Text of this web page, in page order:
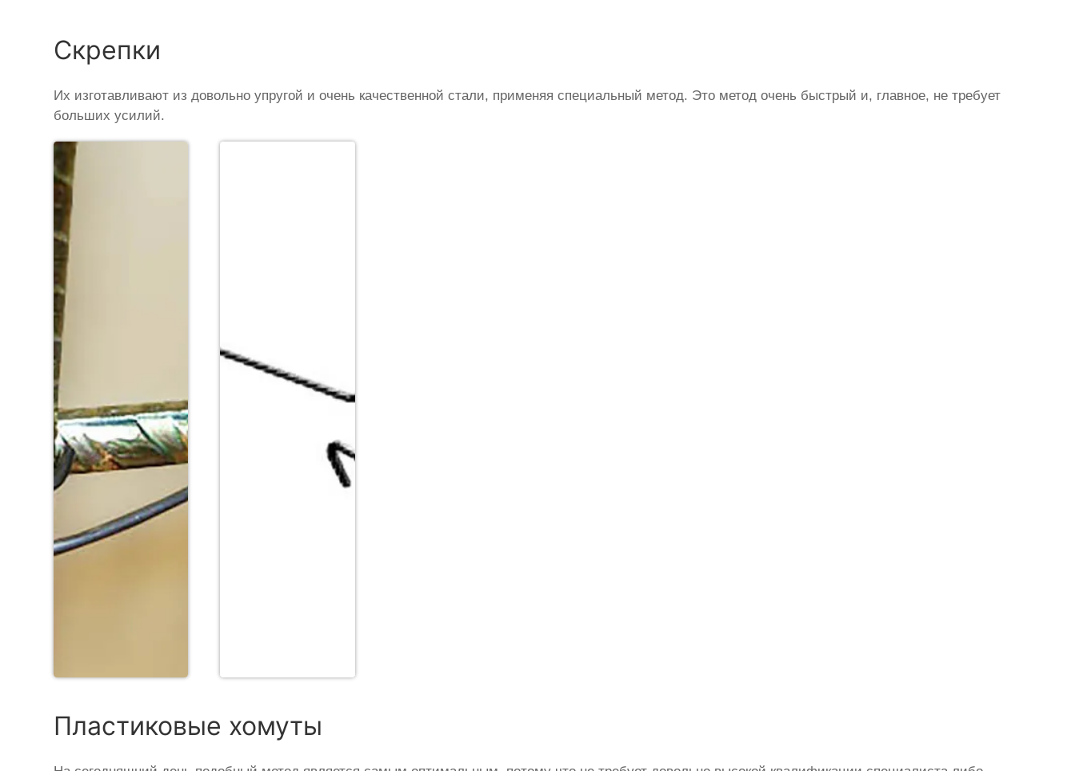
Скрепки
Их изготавливают из довольно упругой и очень качественной стали, применяя специальный метод. Это метод очень быстрый и, главное, не требует
больших усилий.
Пластиковые хомуты